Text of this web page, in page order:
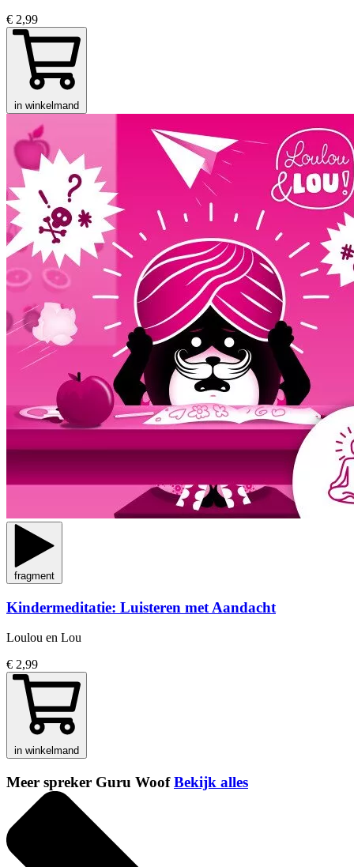
€ 2,99
in winkelmand
fragment
Kindermeditatie: Luisteren met Aandacht
Loulou en Lou
€ 2,99
in winkelmand
Meer spreker Guru WoofBekijk alles